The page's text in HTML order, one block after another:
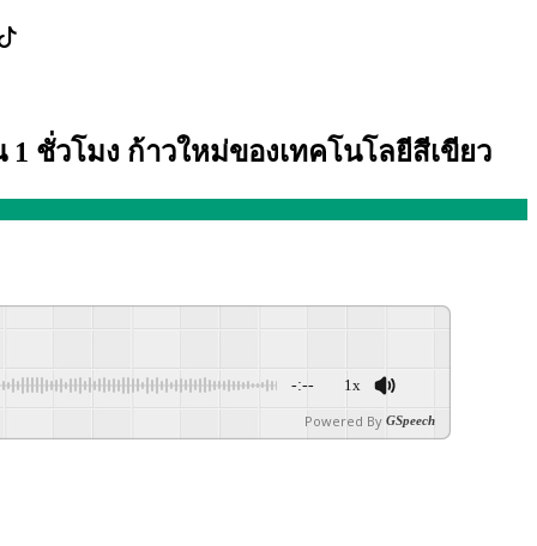
ชั่วโมง ก้าวใหม่ของเทคโนโลยีสีเขียว
-:--
1x
Powered By GSpeech